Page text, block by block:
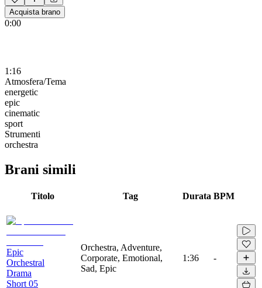
Acquista brano
0:00
1:16
Atmosfera/Tema
energetic
epic
cinematic
sport
Strumenti
orchestra
Brani simili
Titolo Tag Durata BPM
Epic
Orchestral
Drama
Short 05
Orchestra, Adventure,
Corporate, Emotional,
Sad, Epic
1:36 -